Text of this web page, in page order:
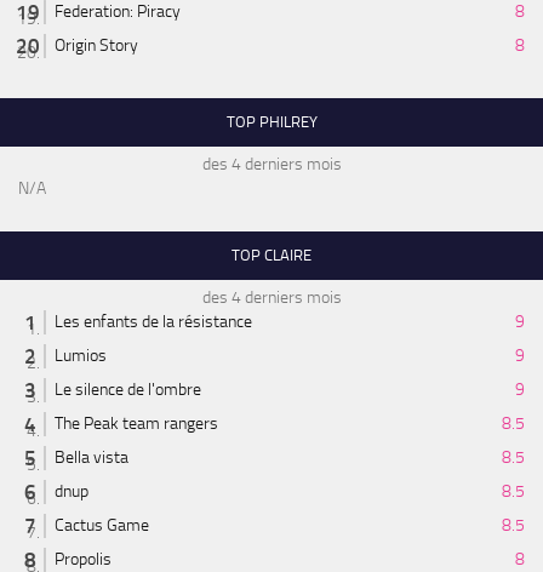
Federation: Piracy
8
Origin Story
8
TOP PHILREY
des 4 derniers mois
N/A
TOP CLAIRE
des 4 derniers mois
Les enfants de la résistance
9
Lumios
9
Le silence de l'ombre
9
The Peak team rangers
8.5
Bella vista
8.5
dnup
8.5
Cactus Game
8.5
Propolis
8